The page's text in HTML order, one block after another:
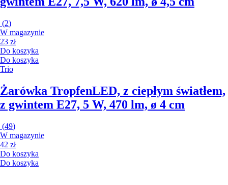
(2)
W magazynie
23 zł
Do koszyka
Do koszyka
Trio
Żarówka TropfenLED, z ciepłym światłem,
z gwintem E27, 5 W, 470 lm, ø 4 cm
(49)
W magazynie
42 zł
Do koszyka
Do koszyka